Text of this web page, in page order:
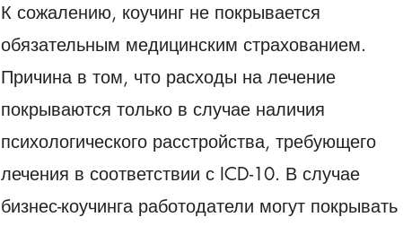
К сожалению, коучинг не покрывается
обязательным медицинским страхованием.
Причина в том, что расходы на лечение
покрываются только в случае наличия
психологического расстройства, требующего
лечения в соответствии с ICD-10. В случае
бизнес-коучинга работодатели могут покрывать